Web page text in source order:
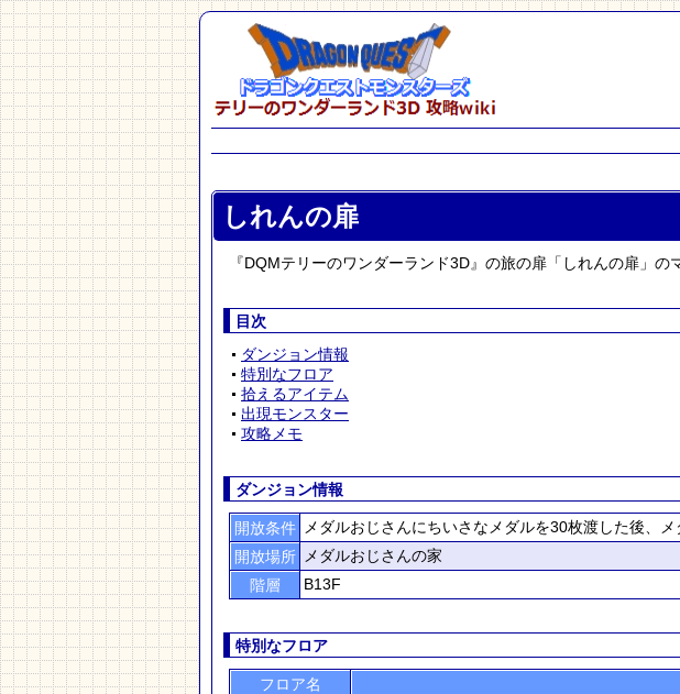
しれんの扉
『DQMテリーのワンダーランド3D』の旅の扉「しれんの扉」の
目次
ダンジョン情報
特別なフロア
拾えるアイテム
出現モンスター
攻略メモ
ダンジョン情報
開放条件
メダルおじさんにちいさなメダルを30枚渡した後、
開放場所
メダルおじさんの家
階層
B13F
特別なフロア
フロア名